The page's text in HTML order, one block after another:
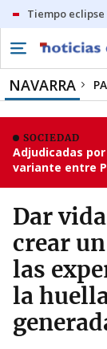
Tiempo eclipse
NAVARRA
SOCIEDAD
Adjudicadas
variante entre
Dar
crear
las
la